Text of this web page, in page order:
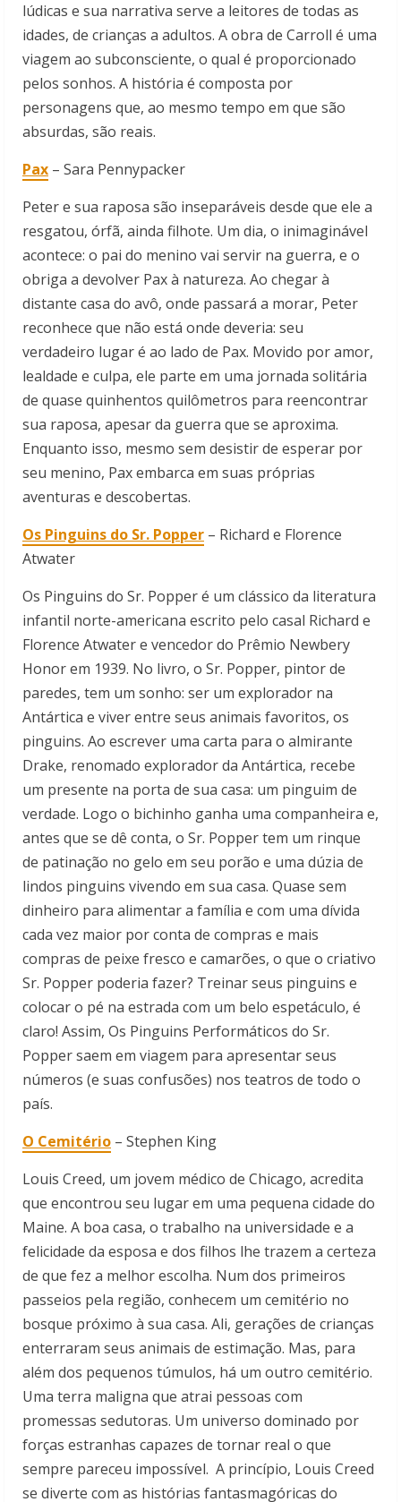
lúdicas e sua narrativa serve a leitores de todas as
idades, de crianças a adultos. A obra de Carroll é uma
viagem ao subconsciente, o qual é proporcionado
pelos sonhos. A história é composta por
personagens que, ao mesmo tempo em que são
absurdas, são reais.
Pax – Sara Pennypacker
Peter e sua raposa são inseparáveis desde que ele a
resgatou, órfã, ainda filhote. Um dia, o inimaginável
acontece: o pai do menino vai servir na guerra, e o
obriga a devolver Pax à natureza. Ao chegar à
distante casa do avô, onde passará a morar, Peter
reconhece que não está onde deveria: seu
verdadeiro lugar é ao lado de Pax. Movido por amor,
lealdade e culpa, ele parte em uma jornada solitária
de quase quinhentos quilômetros para reencontrar
sua raposa, apesar da guerra que se aproxima.
Enquanto isso, mesmo sem desistir de esperar por
seu menino, Pax embarca em suas próprias
aventuras e descobertas.
Os Pinguins do Sr. Popper – Richard e Florence
Atwater
Os Pinguins do Sr. Popper é um clássico da literatura
infantil norte-americana escrito pelo casal Richard e
Florence Atwater e vencedor do Prêmio Newbery
Honor em 1939. No livro, o Sr. Popper, pintor de
paredes, tem um sonho: ser um explorador na
Antártica e viver entre seus animais favoritos, os
pinguins. Ao escrever uma carta para o almirante
Drake, renomado explorador da Antártica, recebe
um presente na porta de sua casa: um pinguim de
verdade. Logo o bichinho ganha uma companheira e,
antes que se dê conta, o Sr. Popper tem um rinque
de patinação no gelo em seu porão e uma dúzia de
lindos pinguins vivendo em sua casa. Quase sem
dinheiro para alimentar a família e com uma dívida
cada vez maior por conta de compras e mais
compras de peixe fresco e camarões, o que o criativo
Sr. Popper poderia fazer? Treinar seus pinguins e
colocar o pé na estrada com um belo espetáculo, é
claro! Assim, Os Pinguins Performáticos do Sr.
Popper saem em viagem para apresentar seus
números (e suas confusões) nos teatros de todo o
país.
O Cemitério – Stephen King
Louis Creed, um jovem médico de Chicago, acredita
que encontrou seu lugar em uma pequena cidade do
Maine. A boa casa, o trabalho na universidade e a
felicidade da esposa e dos filhos lhe trazem a certeza
de que fez a melhor escolha. Num dos primeiros
passeios pela região, conhecem um cemitério no
bosque próximo à sua casa. Ali, gerações de crianças
enterraram seus animais de estimação. Mas, para
além dos pequenos túmulos, há um outro cemitério.
Uma terra maligna que atrai pessoas com
promessas sedutoras. Um universo dominado por
forças estranhas capazes de tornar real o que
sempre pareceu impossível. A princípio, Louis Creed
se diverte com as histórias fantasmagóricas do